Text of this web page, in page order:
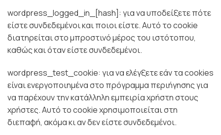
wordpress_logged_in_[hash]: για να υποδείξετε πότε
είστε συνδεδεμένοι και ποιοι είστε. Αυτό το cookie
διατηρείται στο μπροστινό μέρος του ιστότοπου,
καθώς και όταν είστε συνδεδεμένοι.
wordpress_test_cookie: για να ελέγξετε εάν τα cookies
είναι ενεργοποιημένα στο πρόγραμμα περιήγησης για
να παρέχουν την κατάλληλη εμπειρία χρήστη στους
χρήστες. Αυτό το cookie χρησιμοποιείται στη
διεπαφή, ακόμα κι αν δεν είστε συνδεδεμένοι.